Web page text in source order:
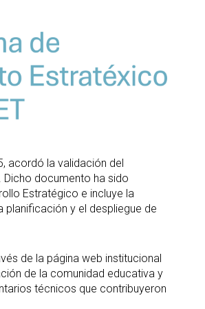
Servicios
Espacios
Programas de
doctorado
Métodos Matemáticos y
Simulación Numérica
acordó la validación del
. Dicho documento ha sido
Estratégico e incluye la
y el despliegue de
de la página web institucional
de la comunidad educativa y
técnicos que contribuyeron